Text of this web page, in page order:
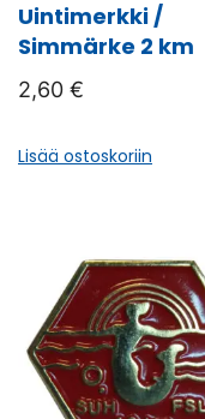
Uintimerkki /
Simmärke 2 km
2,60 €
Lisää ostoskoriin